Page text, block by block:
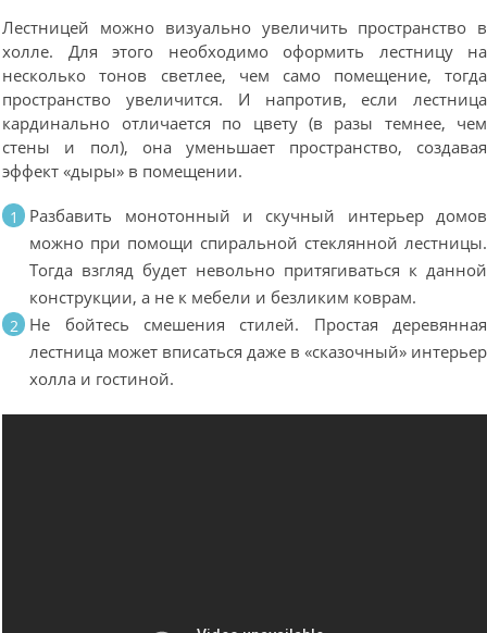
Лестницей можно визуально увеличить пространство в
холле. Для этого необходимо оформить лестницу на
несколько тонов светлее, чем само помещение, тогда
пространство увеличится. И напротив, если лестница
кардинально отличается по цвету (в разы темнее, чем
стены и пол), она уменьшает пространство, создавая
эффект «дыры» в помещении.
Разбавить монотонный и скучный интерьер домов
можно при помощи спиральной стеклянной лестницы.
Тогда взгляд будет невольно притягиваться к данной
конструкции, а не к мебели и безликим коврам.
Не бойтесь смешения стилей. Простая деревянная
лестница может вписаться даже в «сказочный» интерьер
холла и гостиной.